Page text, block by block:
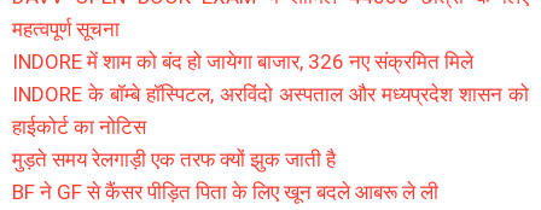
महत्वपूर्ण सूचना
INDORE में शाम को बंद हो जायेगा बाजार, 326 नए संक्रमित मिले
INDORE के बॉम्बे हॉस्पिटल, अरविंदो अस्पताल और मध्यप्रदेश शासन को
हाईकोर्ट का नोटिस
मुड़ते समय रेलगाड़ी एक तरफ क्यों झुक जाती है
BF ने GF से कैंसर पीड़ित पिता के लिए खून बदले आबरू ले ली